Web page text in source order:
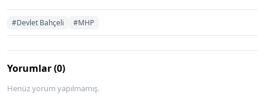
#Devlet Bahçeli #MHP
Yorumlar (0)
Henüz yorum yapılmamış.